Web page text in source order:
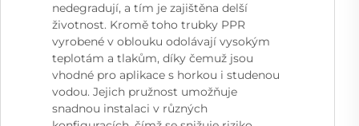
nedegradují, a tím je zajištěna delší
životnost. Kromě toho trubky PPR
vyrobené v oblouku odolávají vysokým
teplotám a tlakům, díky čemuž jsou
vhodné pro aplikace s horkou i studenou
vodou. Jejich pružnost umožňuje
snadnou instalaci v různých